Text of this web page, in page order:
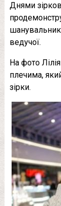
Днями
ведучої.
На фото
плечима,
зірки.